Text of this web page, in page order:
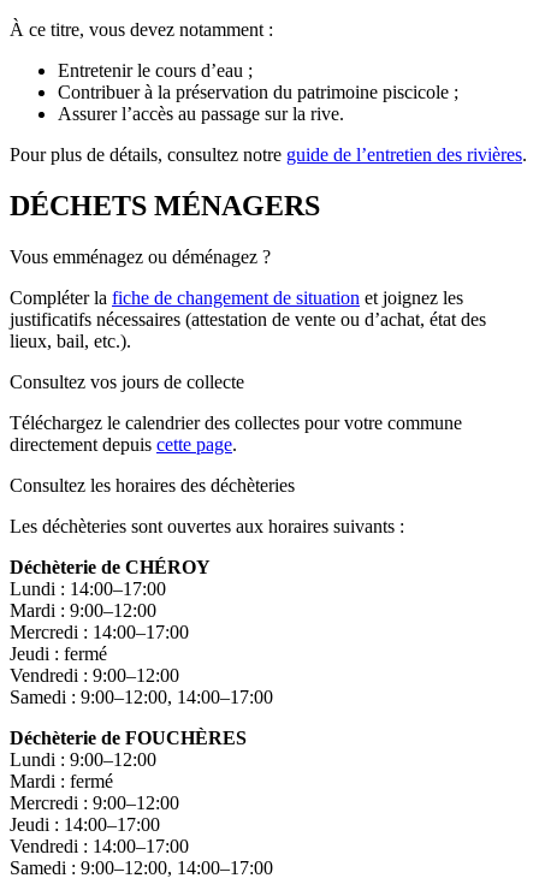
À ce titre, vous devez notamment :
Entretenir le cours d’eau ;
Contribuer à la préservation du patrimoine piscicole ;
Assurer l’accès au passage sur la rive.
Pour plus de détails, consultez notre guide de l’entretien des rivières.
DÉCHETS MÉNAGERS
Vous emménagez ou déménagez ?
Compléter la fiche de changement de situation et joignez les
justificatifs nécessaires (attestation de vente ou d’achat, état des
lieux, bail, etc.).
Consultez vos jours de collecte
Téléchargez le calendrier des collectes pour votre commune
directement depuis cette page.
Consultez les horaires des déchèteries
Les déchèteries sont ouvertes aux horaires suivants :
Déchèterie de CHÉROY
Lundi : 14:00–17:00
Mardi : 9:00–12:00
Mercredi : 14:00–17:00
Jeudi : fermé
Vendredi : 9:00–12:00
Samedi : 9:00–12:00, 14:00–17:00
Déchèterie de FOUCHÈRES
Lundi : 9:00–12:00
Mardi : fermé
Mercredi : 9:00–12:00
Jeudi : 14:00–17:00
Vendredi : 14:00–17:00
Samedi : 9:00–12:00, 14:00–17:00